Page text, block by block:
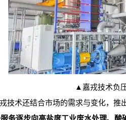
▲嘉戎技术负
技术还结合市场的需求与变化，